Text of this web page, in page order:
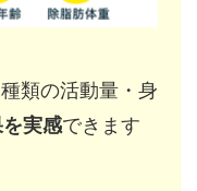
類の活動量・身
実感できます